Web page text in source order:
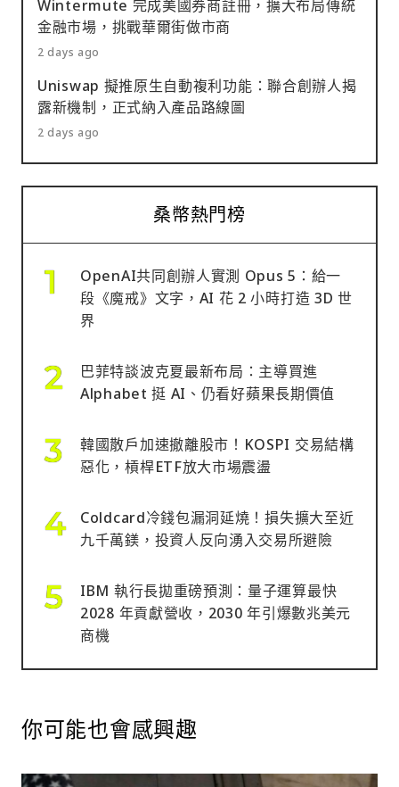
Wintermute 完成美國券商註冊，擴大布局傳統
金融市場，挑戰華爾街做市商
2 days ago
Uniswap 擬推原生自動複利功能：聯合創辦人揭
露新機制，正式納入產品路線圖
2 days ago
桑幣熱門榜
OpenAI共同創辦人實測 Opus 5：給一
段《魔戒》文字，AI 花 2 小時打造 3D 世
界
巴菲特談波克夏最新布局：主導買進
Alphabet 挺 AI、仍看好蘋果長期價值
韓國散戶加速撤離股市！KOSPI 交易結構
惡化，槓桿ETF放大市場震盪
Coldcard冷錢包漏洞延燒！損失擴大至近
九千萬鎂，投資人反向湧入交易所避險
IBM 執行長拋重磅預測：量子運算最快
2028 年貢獻營收，2030 年引爆數兆美元
商機
你可能也會感興趣